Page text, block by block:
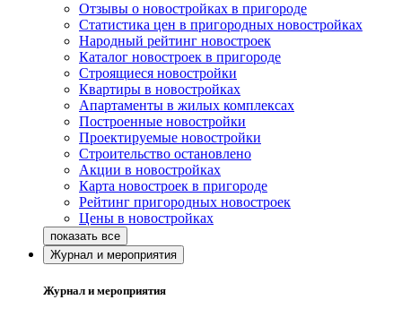
Отзывы о новостройках в пригороде
Статистика цен в пригородных новостройках
Народный рейтинг новостроек
Каталог новостроек в пригороде
Строящиеся новостройки
Квартиры в новостройках
Апартаменты в жилых комплексах
Построенные новостройки
Проектируемые новостройки
Строительство остановлено
Акции в новостройках
Карта новостроек в пригороде
Рейтинг пригородных новостроек
Цены в новостройках
Журнал и мероприятия
Журнал и мероприятия